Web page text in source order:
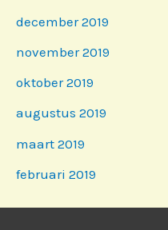
december 2019
november 2019
oktober 2019
augustus 2019
maart 2019
februari 2019